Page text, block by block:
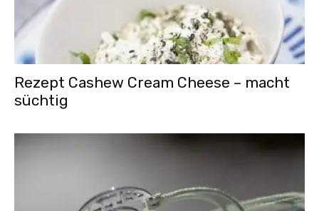
Rezept Cashew Cream Cheese – macht
süchtig